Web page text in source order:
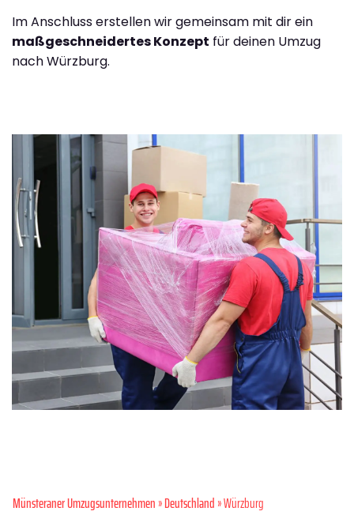
Im Anschluss erstellen wir gemeinsam mit dir ein
maßgeschneidertes Konzept für deinen Umzug
nach Würzburg.
Münsteraner Umzugsunternehmen»Deutschland» Würzburg